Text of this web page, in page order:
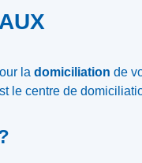
la domiciliation de
le centre de